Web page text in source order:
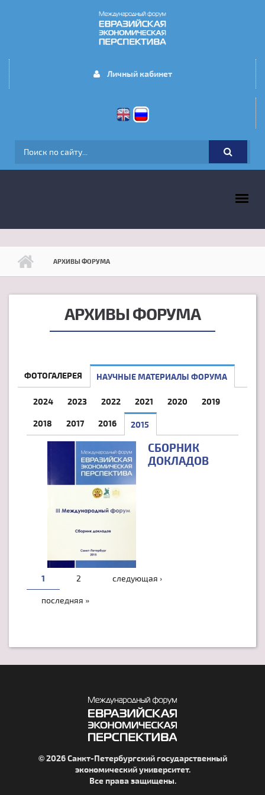
Личный кабинет
ФОРМА ПОИСКА
АРХИВЫ ФОРУМА
АРХИВЫ ФОРУМА
ФОТОГАЛЕРЕЯ НАУЧНЫЕ МАТЕРИАЛЫ ФОРУМА
2024 2023 2022 2021 2020 2019
2018 2017 2016 2015
СБОРНИК
ДОКЛАДОВ
СТРАНИЦЫ
1 2 следующая ›
последняя »
© 2026 Санкт-Петербургский государственный
экономический университет.
Все права защищены.